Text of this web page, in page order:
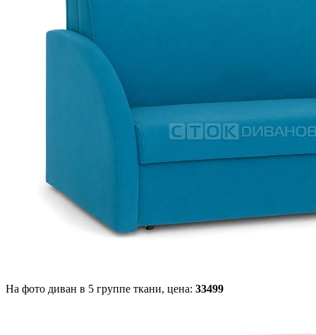
На фото диван в 5 группе ткани, цена: 33499